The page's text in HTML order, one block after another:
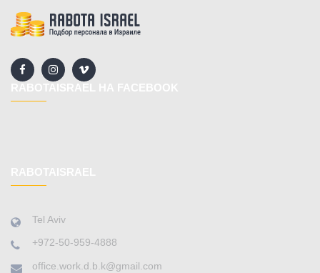
Tel Aviv
+972-50-959-4888
office.work.d.b.k@gmail.com